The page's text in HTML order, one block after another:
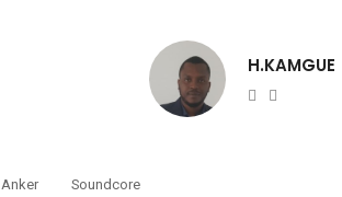
H.KAMGUE
Website
Anker Soundcore